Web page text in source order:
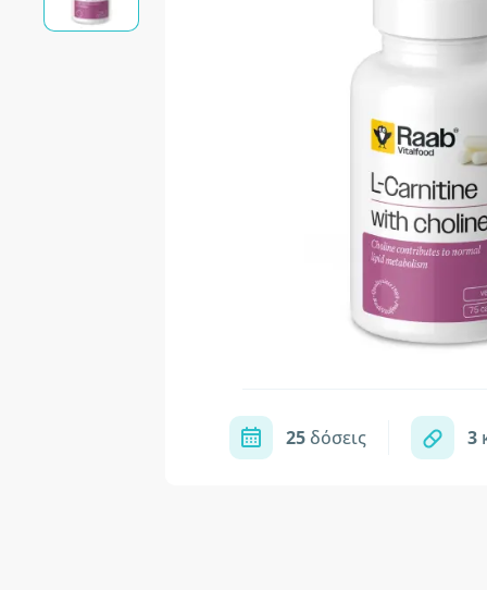
25δόσεις 3